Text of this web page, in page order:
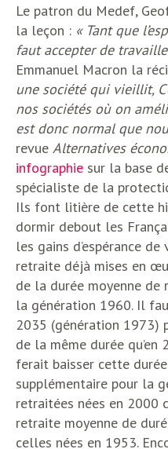
Le patron du Medef,
la leçon : « Tant que
faut accepter de
Emmanuel Macron la
une société qui vieillit,
nos sociétés où on
est donc normal que
revue Alternatives
infographie sur la base
spécialiste de la
Ils font litière de cette
dormir debout les
les gains d’espérance
retraite déjà mises en
de la durée moyenne de
la génération 1960. Il
2035 (génération 1973)
de la même durée
ferait baisser cette durée
supplémentaire pour la
retraitées nées en 2000
retraite moyenne de
celles nées en 1953.